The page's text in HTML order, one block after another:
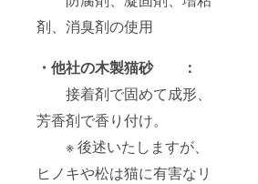
剤、消臭剤の使用
・他社の木製猫砂 ：
接着剤で固めて成形、
芳香剤で香り付け。
※ 後述いたしますが、
ヒノキや松は猫に有害なリ